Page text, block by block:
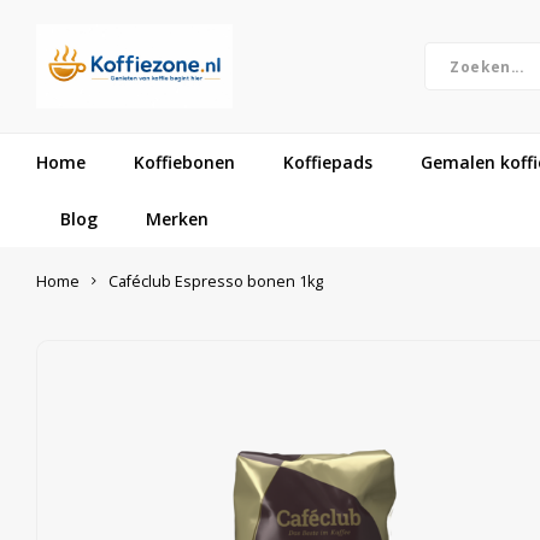
Home Koffiebonen Koffiepads Gemalen
Blog Merken
Home Caféclub Espresso bonen 1kg